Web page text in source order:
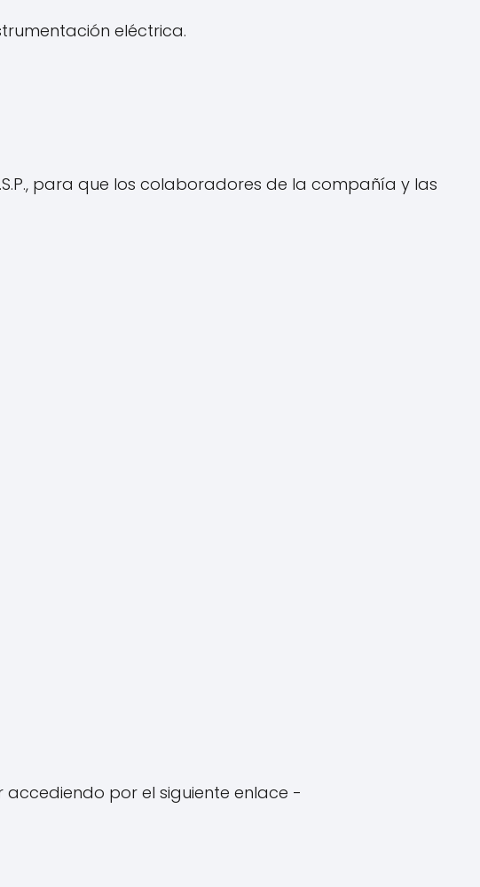
eléctrica.
para que los colaboradores de la compañía y las
por el siguiente enlace -